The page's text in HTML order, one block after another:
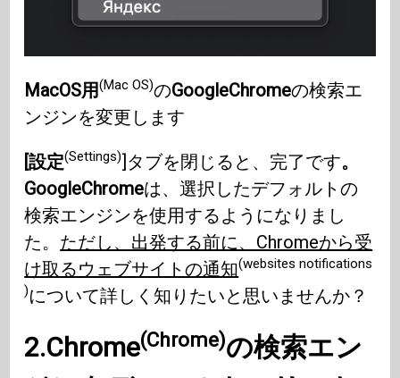
MacOS用(Mac OS)のGoogleChromeの検索エ
ンジンを変更します
[設定(Settings)]タブを閉じると、完了です。
GoogleChromeは、選択したデフォルトの
検索エンジンを使用するようになりまし
た。 ただし、出発する前に、Chromeから受
け取るウェブサイトの通知(websites notifications
)について詳しく知りたいと思いませんか？
2.Chrome(Chrome)の検索エン